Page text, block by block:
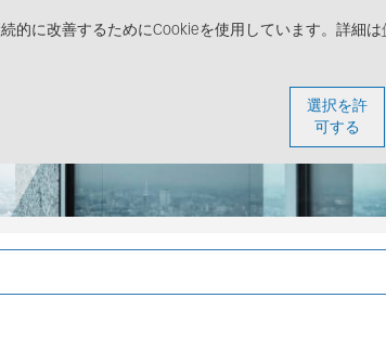
的に改善するためにCookieを使用しています。詳細は
選択を許
可する
販売チャネル メディアセンター 会